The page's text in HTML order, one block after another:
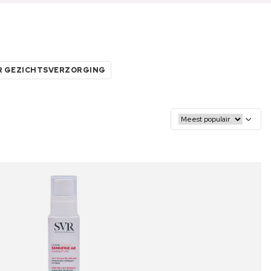
GEZICHTSVERZORGING